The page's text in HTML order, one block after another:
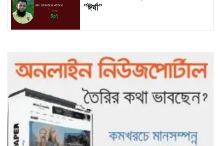
“ঈর্ষা”
আটকে পড়া ১০ পর্যটককে উদ্ধার করল
পুলিশ ও ফায়ার সার্ভিস
গাছ না কেটে আমাদের পুড়িয়ে মারলে
ভালো হতো’: বন বিভাগের নিষ্ঠুরতায়
নিঃস্ব কৃষক